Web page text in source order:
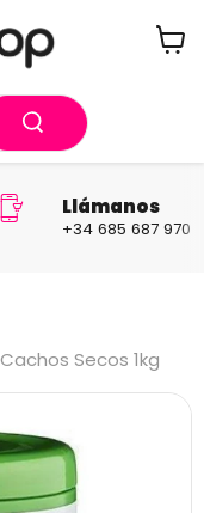
Llámanos
+34 685 687 970
Secos 1kg